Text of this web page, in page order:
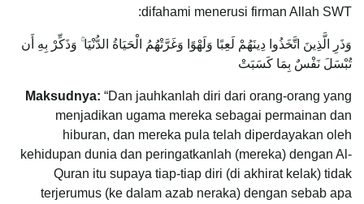
difahami menerusi firman Allah SWT:
وَذَرِ الَّذِينَ اتَّخَذُوا دِينَهُمْ لَعِبًا وَلَهْوًا وَغَرَّتْهُمُ الْحَيَاةُ الدُّنْيَا ۚ وَذَكِّرْ بِهِ أَن
تُبْسَلَ نَفْسٌ بِمَا كَسَبَتْ
Maksudnya: “Dan jauhkanlah diri dari orang-orang yang
menjadikan ugama mereka sebagai permainan dan
hiburan, dan mereka pula telah diperdayakan oleh
kehidupan dunia dan peringatkanlah (mereka) dengan Al-
Quran itu supaya tiap-tiap diri (di akhirat kelak) tidak
terjerumus (ke dalam azab neraka) dengan sebab apa